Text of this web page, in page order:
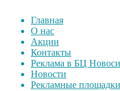
Главная
О нас
Акции
Контакты
Реклама в БЦ
Новости
Рекламные площадки